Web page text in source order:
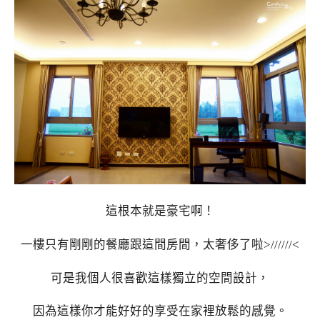
這根本就是豪宅啊！
一樓只有剛剛的餐廳跟這間房間，太奢侈了啦>//////<
可是我個人很喜歡這樣獨立的空間設計，
因為這樣你才能好好的享受在家裡放鬆的感覺。